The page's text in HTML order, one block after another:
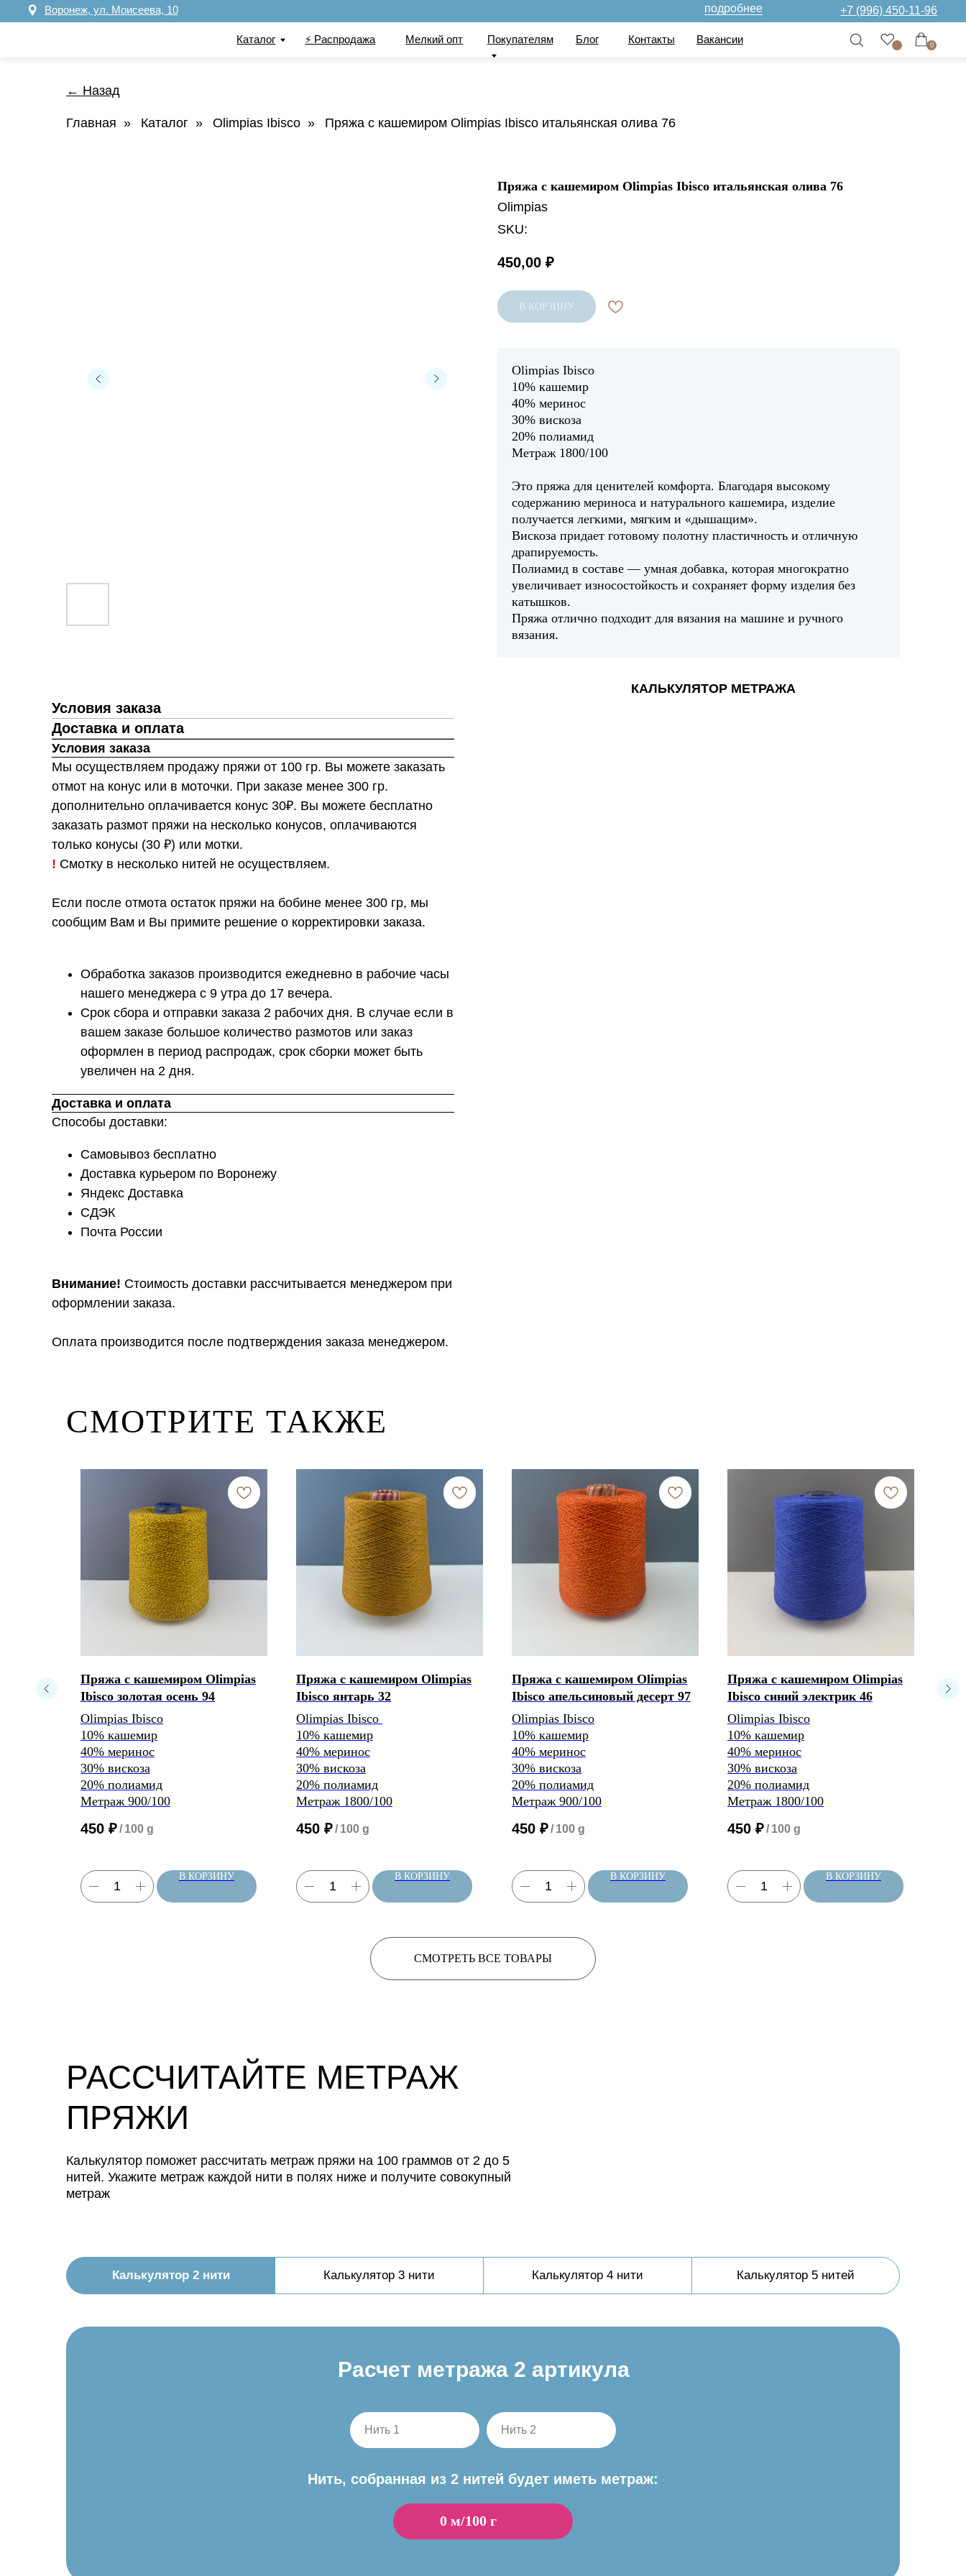
Покупателям Блог
Мелкий опт Контакты Вакансии
Каталог ⚡️ Распродажа
+7 (996) 450-11-96
Воронеж, ул. Моисеева, 10
← Назад
Главная » Каталог » Olimpias Ibisco » Пряжа с кашемиром Olimpias Ibisco итальянская олива 76
Пряжа с кашемиром Olimpias Ibisco итальянская олива 76
Olimpias
SKU:
450,00 ₽
В КОРЗИНУ
Olimpias Ibisco
10% кашемир
40% меринос
30% вискоза
20% полиамид
Метраж 1800/100
Это пряжа для ценителей комфорта. Благодаря высокому
содержанию мериноса и натурального кашемира, изделие
получается легкими, мягким и «дышащим».
Вискоза придает готовому полотну пластичность и отличную
драпируемость.
Полиамид в составе — умная добавка, которая многократно
увеличивает износостойкость и сохраняет форму изделия без
катышков.
Пряжа отлично подходит для вязания на машине и ручного
вязания.
КАЛЬКУЛЯТОР МЕТРАЖА
Условия заказа
Доставка и оплата
Условия заказа
Мы осуществляем продажу пряжи от 100 гр. Вы можете заказать
отмот на конус или в моточки. При заказе менее 300 гр.
дополнительно оплачивается конус 30₽. Вы можете бесплатно
заказать размот пряжи на несколько конусов, оплачиваются
только конусы (30 ₽) или мотки.
! Смотку в несколько нитей не осуществляем.
Если после отмота остаток пряжи на бобине менее 300 гр, мы
сообщим Вам и Вы примите решение о корректировки заказа.
Обработка заказов производится ежедневно в рабочие часы
нашего менеджера с 9 утра до 17 вечера.
Срок сбора и отправки заказа 2 рабочих дня. В случае если в
вашем заказе большое количество размотов или заказ
оформлен в период распродаж, срок сборки может быть
увеличен на 2 дня.
Доставка и оплата
Способы доставки:
Самовывоз бесплатно
Доставка курьером по Воронежу
Яндекс Доставка
СДЭК
Почта России
Внимание! Стоимость доставки рассчитывается менеджером при
оформлении заказа.
Оплата производится после подтверждения заказа менеджером.
СМОТРИТЕ ТАКЖЕ
Пряжа с кашемиром Olimpias
Ibisco золотая осень 94
Olimpias Ibisco
10% кашемир
40% меринос
30% вискоза
20% полиамид
Метраж 900/100
450 ₽/ 100 g
В КОРЗИНУ
Пряжа с кашемиром Olimpias
Ibisco янтарь 32
Olimpias Ibisco
10% кашемир
40% меринос
30% вискоза
20% полиамид
Метраж 1800/100
450 ₽/ 100 g
В КОРЗИНУ
Пряжа с кашемиром Olimpias
Ibisco апельсиновый десерт 97
Olimpias Ibisco
10% кашемир
40% меринос
30% вискоза
20% полиамид
Метраж 900/100
450 ₽/ 100 g
В КОРЗИНУ
Пряжа с кашемиром Olimpias
Ibisco синий электрик 46
Olimpias Ibisco
10% кашемир
40% меринос
30% вискоза
20% полиамид
Метраж 1800/100
450 ₽/ 100 g
В КОРЗИНУ
СМОТРЕТЬ ВСЕ ТОВАРЫ
РАССЧИТАЙТЕ МЕТРАЖ
ПРЯЖИ
Калькулятор поможет рассчитать метраж пряжи на 100 граммов от 2 до 5
нитей. Укажите метраж каждой нити в полях ниже и получите совокупный
метраж
Калькулятор 2 нити Калькулятор 3 нити Калькулятор 4 нити Калькулятор 5 нитей
Нить 1 Нить 2
Расчет метража 2 артикула
Нить, собранная из 2 нитей будет иметь метраж:
0 м/100 г